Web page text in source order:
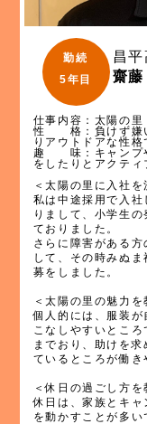
勤続
5年目
昌
齋
仕事内容：太陽の
性 格：負けず嫌い
りアウトドアな性格
趣 味：キャンプや
をしたりとアクティ
＜太陽の里に入社を
私は中途採用で入
りまして、小学生
ておりました。
さらに障害がある
して、その時みぬ
募をしました。
＜太陽の里の魅力を
個人的には、服装が
こなしやすいとこ
までおり、助けを
ているところが働き
＜休日の過ごし方を
休日は、家族とキ
を動かすことが多い